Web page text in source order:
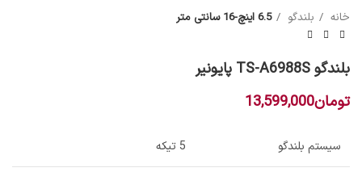
خانه بلندگو 6.5 اینچ-16 سانتی متر
بلندگو TS-A6988S پایونیر
تومان13,599,000
سیستم بلندگو 5 تیکه